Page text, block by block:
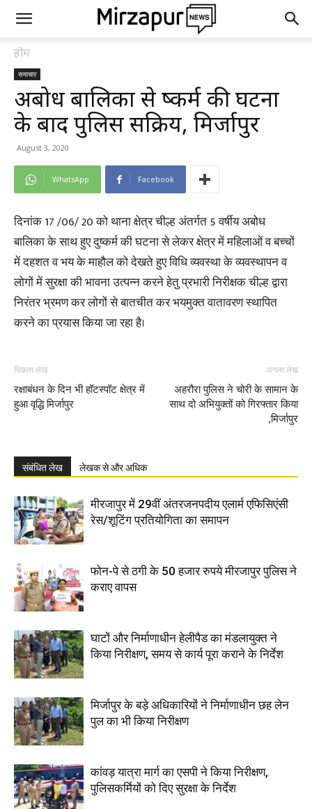
होम
समाचार
अबोध बालिका से दुष्कर्म की घटना
के बाद पुलिस सक्रिय, मिर्जापुर
August 3, 2020
WhatsApp Facebook
दिनांक 17 /06/ 20 को थाना क्षेत्र चील्ह अंतर्गत 5 वर्षीय अबोध
बालिका के साथ हुए दुष्कर्म की घटना से लेकर क्षेत्र में महिलाओं व बच्चों
में दहशत व भय के माहौल को देखते हुए विधि व्यवस्था के व्यवस्थापन व
लोगों में सुरक्षा की भावना उत्पन्न करने हेतु प्रभारी निरीक्षक चील्ह द्वारा
निरंतर भ्रमण कर लोगों से बातचीत कर भयमुक्त वातावरण स्थापित
करने का प्रयास किया जा रहा है।
पिछला लेख
रक्षाबंधन के दिन भी हॉटस्पॉट क्षेत्र में
हुआ वृद्धि मिर्जापुर
अगला लेख
अहरौरा पुलिस ने चोरी के सामान के
साथ दो अभियुक्तों को गिरफ्तार किया
,मिर्जापुर
संबंधित लेख लेखक से और अधिक
मीरजापुर में 29वीं अंतरजनपदीय एलार्म एफिसिएंसी
रेस/शूटिंग प्रतियोगिता का समापन
फोन-पे से ठगी के 50 हजार रुपये मीरजापुर पुलिस ने
कराए वापस
घाटों और निर्माणाधीन हेलीपैड का मंडलायुक्त ने
किया निरीक्षण, समय से कार्य पूरा कराने के निर्देश
मिर्जापुर के बड़े अधिकारियों ने निर्माणाधीन छह लेन
पुल का भी किया निरीक्षण
कांवड़ यात्रा मार्ग का एसपी ने किया निरीक्षण,
पुलिसकर्मियों को दिए सुरक्षा के निर्देश